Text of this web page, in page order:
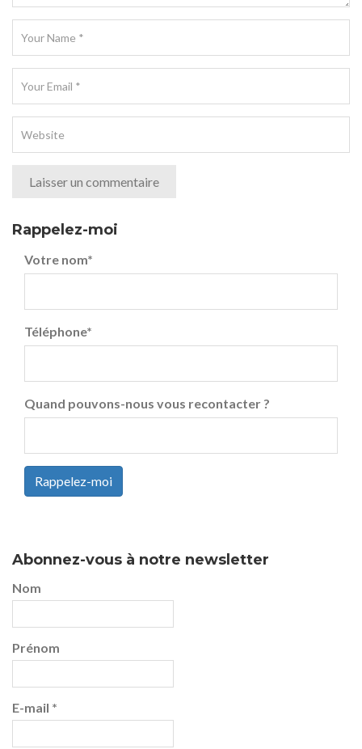
Rappelez-moi
Votre nom*
Téléphone*
Quand pouvons-nous vous recontacter ?
Rappelez-moi
Abonnez-vous à notre newsletter
Nom
Prénom
E-mail *